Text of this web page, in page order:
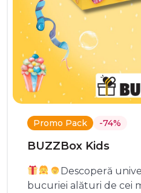
Promo Pack -74%
BUZZBox Kids
Descoperă
bucuriei alături de cei